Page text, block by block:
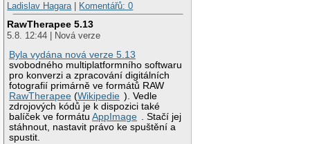
Ladislav Hagara| Komentářů: 0
RawTherapee 5.13
5.8. 12:44 | Nová verze
Byla vydána nová verze 5.13
svobodného multiplatformního softwaru
pro konverzi a zpracování digitálních
fotografií primárně ve formátů RAW
RawTherapee (Wikipedie ). Vedle
zdrojových kódů je k dispozici také
balíček ve formátuAppImage . Stačí jej
stáhnout, nastavit právo ke spuštění a
spustit.